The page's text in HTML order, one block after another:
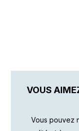
VOUS
Vous pouvez